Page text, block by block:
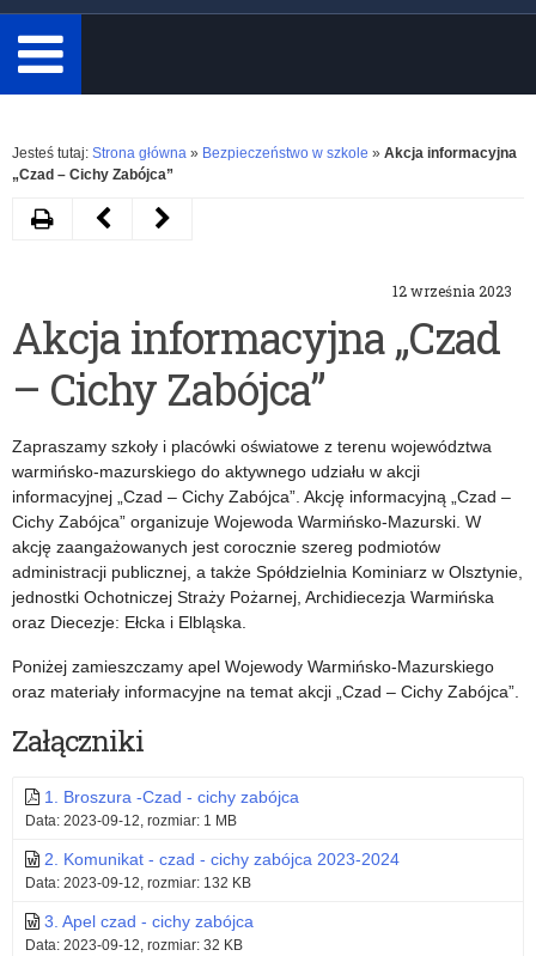
minimum
3
znaki.
Rozwiń
Jesteś tutaj: Strona główna » Bezpieczeństwo w szkole » Akcja informacyjna
„Czad – Cichy Zabójca”
12 września 2023
Akcja informacyjna „Czad
– Cichy Zabójca”
Zapraszamy szkoły i placówki oświatowe z terenu województwa
warmińsko-mazurskiego do aktywnego udziału w akcji
informacyjnej „Czad – Cichy Zabójca”. Akcję informacyjną „Czad –
Cichy Zabójca” organizuje Wojewoda Warmińsko-Mazurski. W
akcję zaangażowanych jest corocznie szereg podmiotów
administracji publicznej, a także Spółdzielnia Kominiarz w Olsztynie,
jednostki Ochotniczej Straży Pożarnej, Archidiecezja Warmińska
oraz Diecezje: Ełcka i Elbląska.
Poniżej zamieszczamy apel Wojewody Warmińsko-Mazurskiego
oraz materiały informacyjne na temat akcji „Czad – Cichy Zabójca”.
Załączniki
1. Broszura -Czad - cichy zabójca
Data: 2023-09-12, rozmiar: 1 MB
2. Komunikat - czad - cichy zabójca 2023-2024
Data: 2023-09-12, rozmiar: 132 KB
3. Apel czad - cichy zabójca
Data: 2023-09-12, rozmiar: 32 KB
DrukujNastępny
inicjatywa
profilaktyczna
„Nawigacja
w
każdą
pogodę”
–
zaproszenie
do
udziału
w projekcie
Poprzedni
Pomoc
dzieciom
doświadczającym
przemocy